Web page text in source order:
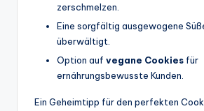
zerschmelzen.
Eine sorgfältig ausgewogene
überwältigt.
Option auf vegane Cookies für
ernährungsbewusste Kunden.
Ein Geheimtipp für den perfekten